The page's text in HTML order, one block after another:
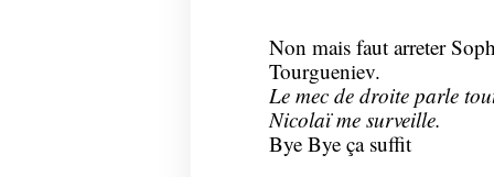
Non mais faut arreter
Tourgueniev.
Le mec de droite parle
Nicolaï me surveille.
Bye Bye ça suffit